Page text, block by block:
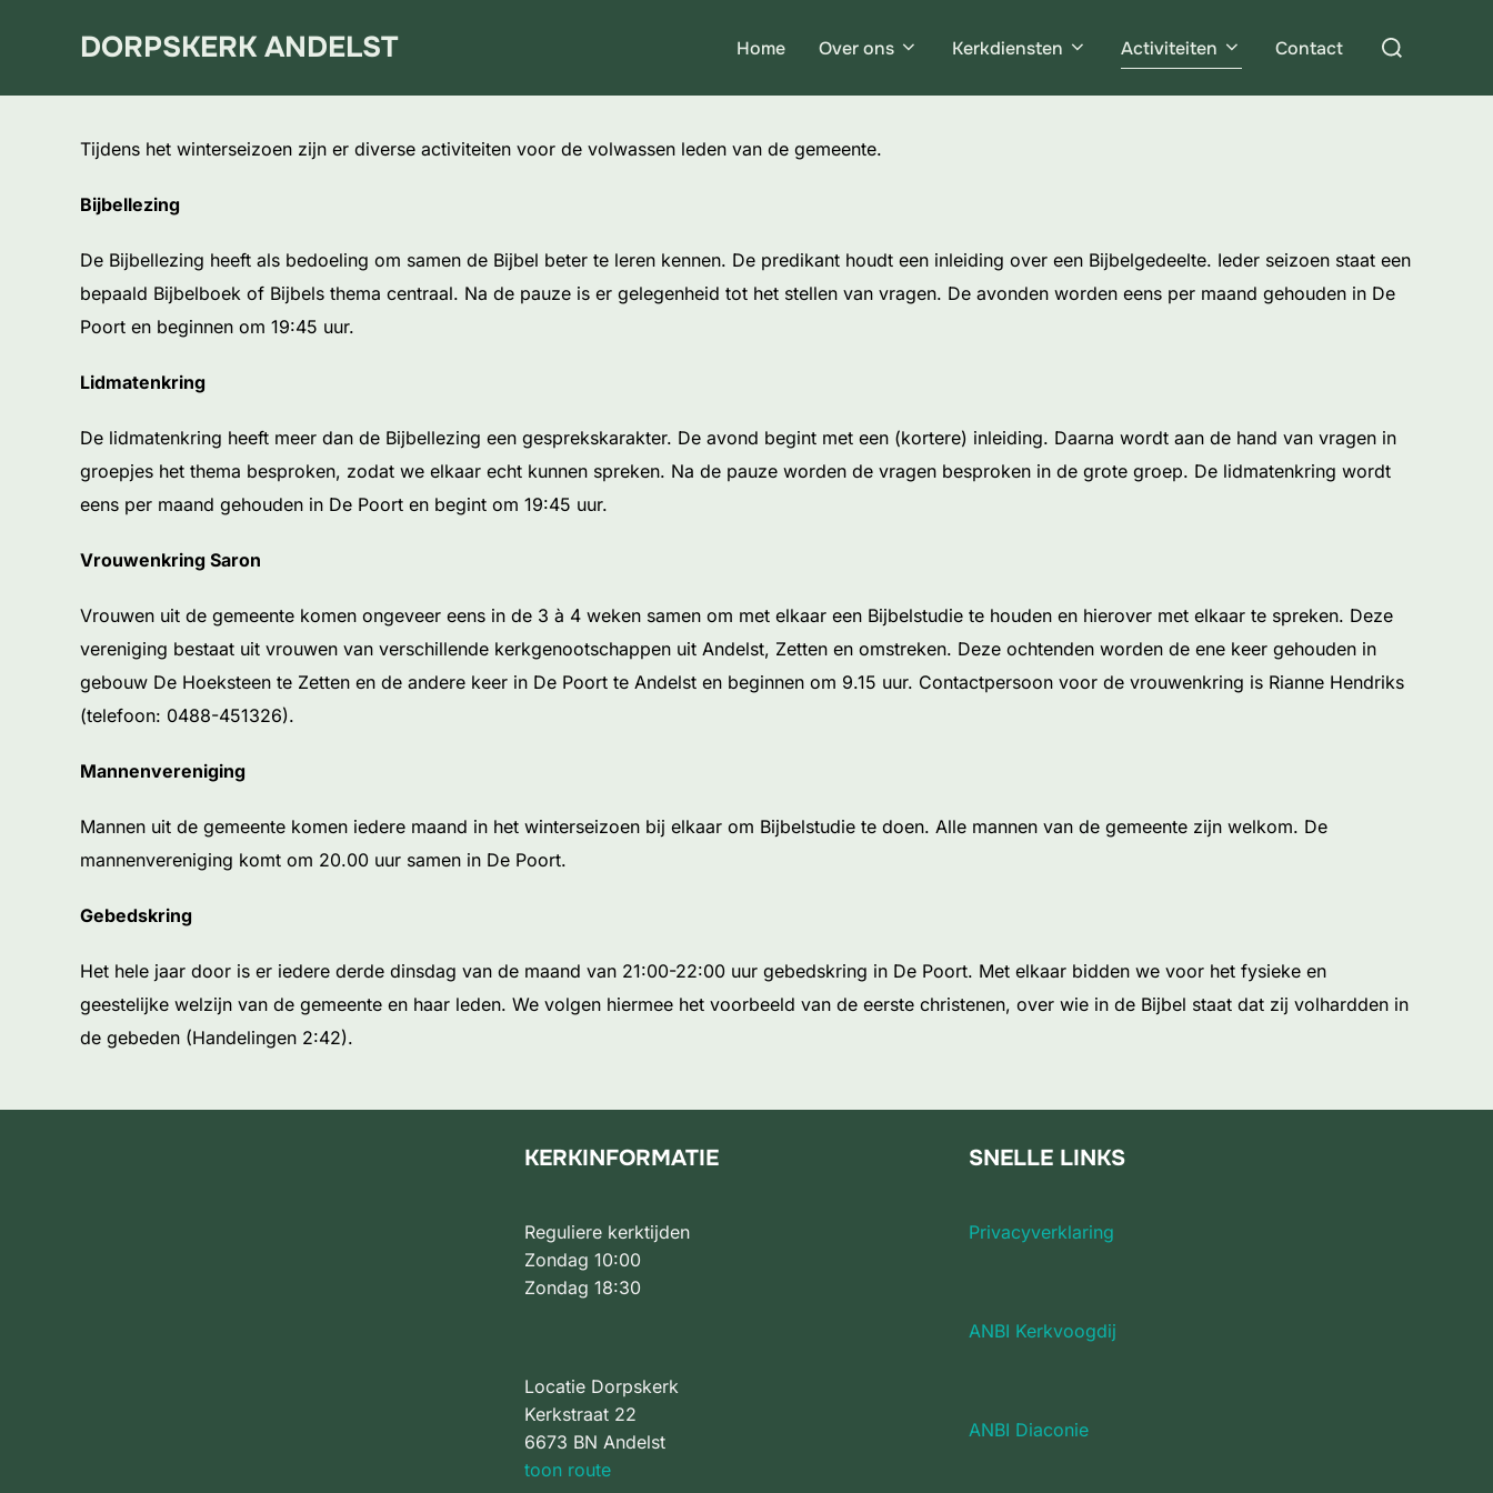
DORPSKERK ANDELST Home Over ons Kerkdiensten Activiteiten Contact
Zoek
Tijdens het winterseizoen zijn er diverse activiteiten voor de volwassen leden van de gemeente.
Bijbellezing
De Bijbellezing heeft als bedoeling om samen de Bijbel beter te leren kennen. De predikant houdt een inleiding over een Bijbelgedeelte. Ieder seizoen staat een
bepaald Bijbelboek of Bijbels thema centraal. Na de pauze is er gelegenheid tot het stellen van vragen. De avonden worden eens per maand gehouden in De
Poort en beginnen om 19:45 uur.
Lidmatenkring
De lidmatenkring heeft meer dan de Bijbellezing een gesprekskarakter. De avond begint met een (kortere) inleiding. Daarna wordt aan de hand van vragen in
groepjes het thema besproken, zodat we elkaar echt kunnen spreken. Na de pauze worden de vragen besproken in de grote groep. De lidmatenkring wordt
eens per maand gehouden in De Poort en begint om 19:45 uur.
Vrouwenkring Saron
Vrouwen uit de gemeente komen ongeveer eens in de 3 à 4 weken samen om met elkaar een Bijbelstudie te houden en hierover met elkaar te spreken. Deze
vereniging bestaat uit vrouwen van verschillende kerkgenootschappen uit Andelst, Zetten en omstreken. Deze ochtenden worden de ene keer gehouden in
gebouw De Hoeksteen te Zetten en de andere keer in De Poort te Andelst en beginnen om 9.15 uur. Contactpersoon voor de vrouwenkring is Rianne Hendriks
(telefoon: 0488-451326).
Mannenvereniging
Mannen uit de gemeente komen iedere maand in het winterseizoen bij elkaar om Bijbelstudie te doen. Alle mannen van de gemeente zijn welkom. De
mannenvereniging komt om 20.00 uur samen in De Poort.
Gebedskring
Het hele jaar door is er iedere derde dinsdag van de maand van 21:00-22:00 uur gebedskring in De Poort. Met elkaar bidden we voor het fysieke en
geestelijke welzijn van de gemeente en haar leden. We volgen hiermee het voorbeeld van de eerste christenen, over wie in de Bijbel staat dat zij volhardden in
de gebeden (Handelingen 2:42).
KERKINFORMATIE
Reguliere kerktijden
Zondag 10:00
Zondag 18:30
Locatie Dorpskerk
Kerkstraat 22
6673 BN Andelst
toon route
SNELLE LINKS
Privacyverklaring
ANBI Kerkvoogdij
ANBI Diaconie